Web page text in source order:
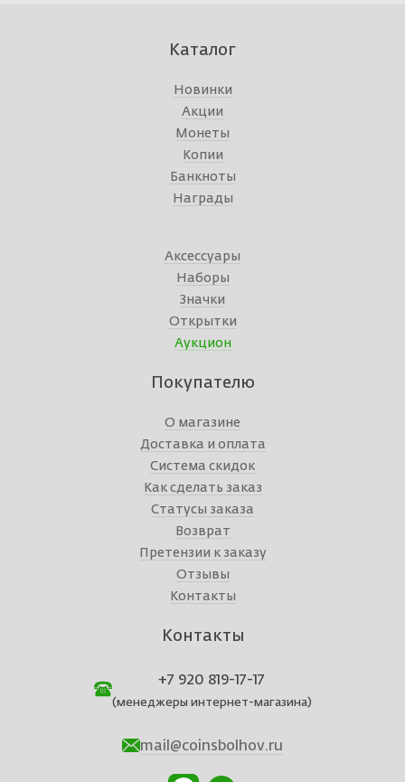
Каталог
Новинки
Акции
Монеты
Копии
Банкноты
Награды
Аксессуары
Наборы
Значки
Открытки
Аукцион
Покупателю
О магазине
Доставка и оплата
Система скидок
Как сделать заказ
Статусы заказа
Возврат
Претензии к заказу
Отзывы
Контакты
Контакты
+7 920 819-17-17
(менеджеры интернет-магазина)
mail@coinsbolhov.ru